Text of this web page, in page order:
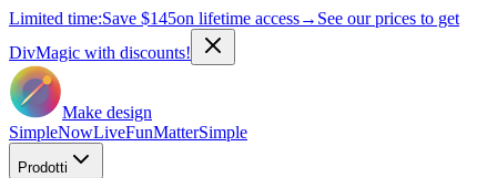
Limited time:Save $145on lifetime access→ See our prices to get
DivMagic with discounts!
Make design
SimpleNowLiveFunMatterSimple
Prodotti